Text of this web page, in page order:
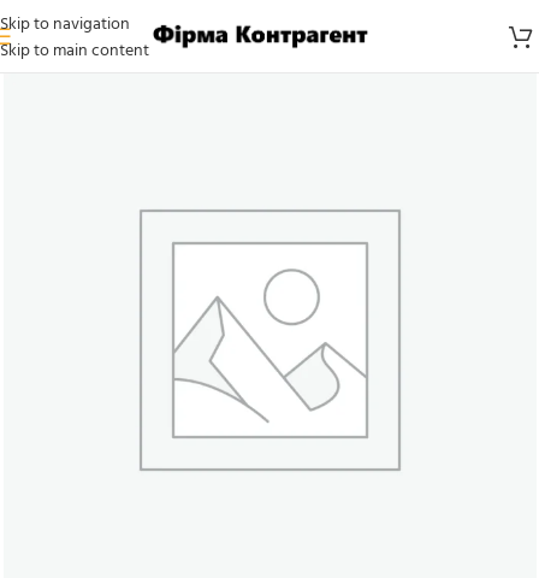
Skip to navigation
Skip to main content